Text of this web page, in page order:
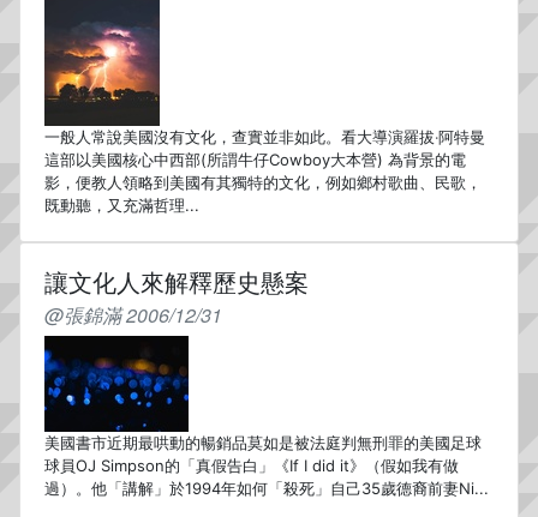
一般人常說美國沒有文化，查實並非如此。看大導演羅拔‧阿特曼
這部以美國核心中西部(所謂牛仔Cowboy大本營) 為背景的電
影，便教人領略到美國有其獨特的文化，例如鄉村歌曲、民歌，
既動聽，又充滿哲理...
讓文化人來解釋歷史懸案
@張錦滿 2006/12/31
美國書市近期最哄動的暢銷品莫如是被法庭判無刑罪的美國足球
球員OJ Simpson的「真假告白」《If I did it》（假如我有做
過）。他「講解」於1994年如何「殺死」自己35歲德裔前妻Ni...